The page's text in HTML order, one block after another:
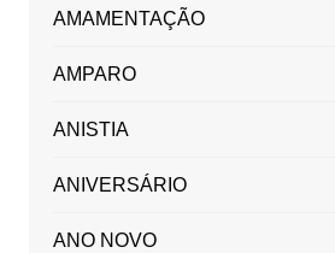
AMAMENTAÇÃO
AMPARO
ANISTIA
ANIVERSÁRIO
ANO NOVO